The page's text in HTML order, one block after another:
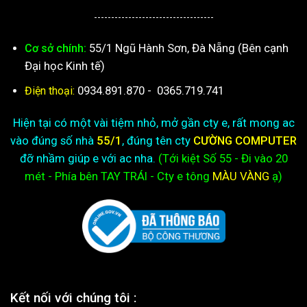
-----------------------------------
Cơ sở chính: 55/1 Ngũ Hành Sơn, Đà Nẵng (Bên cạnh
Đại học Kinh tế)
Điện thoại: 0934.891.870 - 0365.719.741
Hiện tại có một vài tiệm nhỏ, mở gần cty e, rất mong ac
vào đúng số nhà 55/1 , đúng tên cty CƯỜNG COMPUTER
đỡ nhầm giúp e với ac nha. (Tới kiệtSố 55 - Đi vào 20
mét - Phía bên TAY TRÁI - Cty e tông MÀU VÀNG ạ)
Kết nối với chúng tôi :